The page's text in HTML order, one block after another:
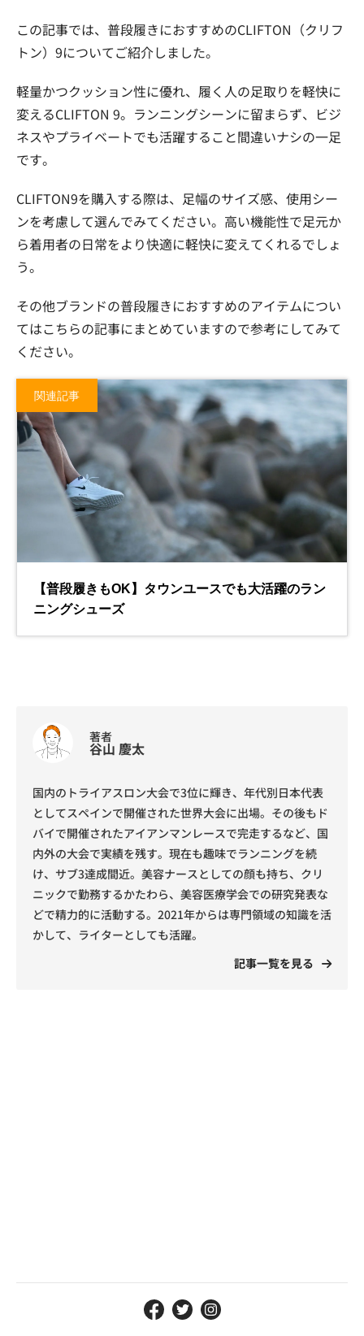
この記事では、普段履きにおすすめのCLIFTON（クリフ
トン）9についてご紹介しました。
軽量かつクッション性に優れ、履く人の足取りを軽快に
変えるCLIFTON 9。ランニングシーンに留まらず、ビジ
ネスやプライベートでも活躍すること間違いナシの一足
です。
CLIFTON9を購入する際は、足幅のサイズ感、使用シー
ンを考慮して選んでみてください。高い機能性で足元か
ら着用者の日常をより快適に軽快に変えてくれるでしょ
う。
その他ブランドの普段履きにおすすめのアイテムについ
てはこちらの記事にまとめていますので参考にしてみて
ください。
著者
谷山 慶太
国内のトライアスロン大会で3位に輝き、年代別日本代表
としてスペインで開催された世界大会に出場。その後もド
バイで開催されたアイアンマンレースで完走するなど、国
内外の大会で実績を残す。現在も趣味でランニングを続
け、サブ3達成間近。美容ナースとしての顔も持ち、クリ
ニックで勤務するかたわら、美容医療学会での研究発表な
どで精力的に活動する。2021年からは専門領域の知識を活
かして、ライターとしても活躍。
記事一覧を見る